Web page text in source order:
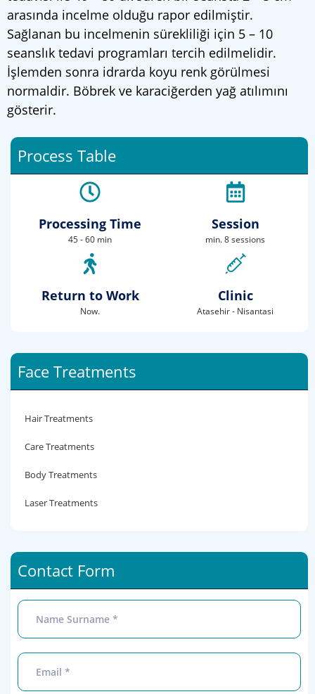
arasında incelme olduğu rapor edilmiştir.
Sağlanan bu incelmenin sürekliliği için 5 – 10
seanslık tedavi programları tercih edilmelidir.
İşlemden sonra idrarda koyu renk görülmesi
normaldir. Böbrek ve karaciğerden yağ atılımını
gösterir.
Process Table
Processing Time
45 - 60 min
Return to Work
Now.
Session
min. 8 sessions
Clinic
Atasehir - Nisantasi
Face Treatments
Hair Treatments
Care Treatments
Body Treatments
Laser Treatments
Contact Form